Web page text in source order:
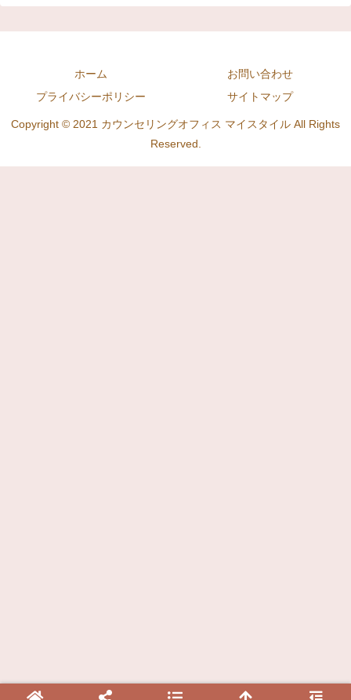
ホーム
お問い合わせ
プライバシーポリシー
サイトマップ
Copyright © 2021 カウンセリングオフィス マイスタイル All Rights
Reserved.